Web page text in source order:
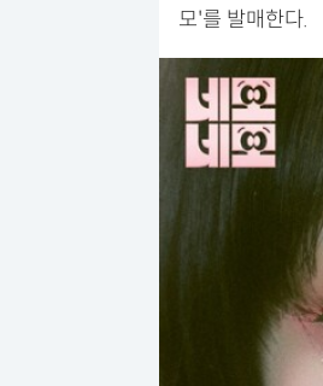
모'를 발매한다.